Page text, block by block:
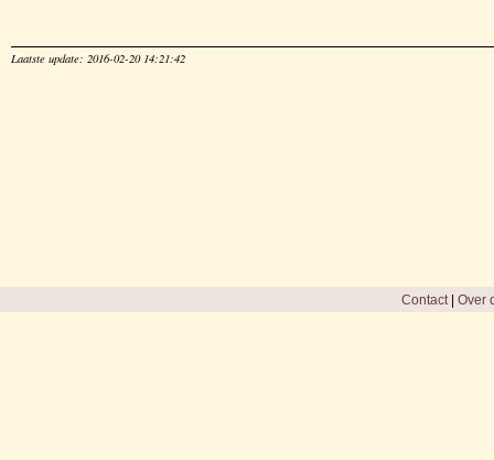
Laatste update: 2016-02-20 14:21:42
Contact| Over